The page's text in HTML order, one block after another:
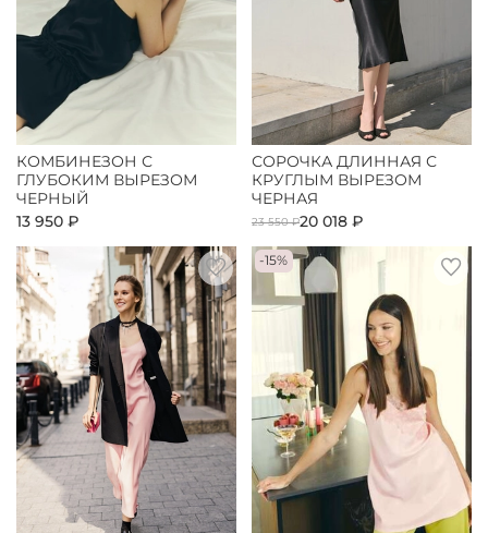
КОМБИНЕЗОН С
ГЛУБОКИМ ВЫРЕЗОМ
ЧЕРНЫЙ
13 950 ₽
СОРОЧКА ДЛИННАЯ С
КРУГЛЫМ ВЫРЕЗОМ
ЧЕРНАЯ
23 550 ₽20 018 ₽
-15%